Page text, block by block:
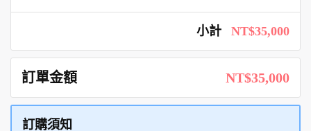
小計 NT$35,000
訂單金額 NT$35,000
訂購須知